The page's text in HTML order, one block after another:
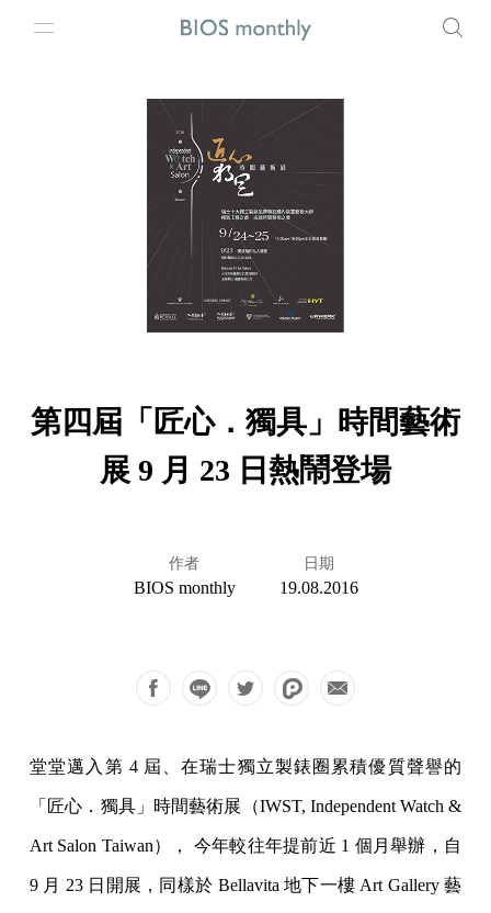
第四屆「匠心．獨具」時間藝術
展 9 月 23 日熱鬧登場
作者
BIOS monthly
日期
19.08.2016
堂堂邁入第 4 屆、在瑞士獨立製錶圈累積優質聲譽的
「匠心．獨具」時間藝術展（IWST, Independent Watch &
Art Salon Taiwan）， 今年較往年提前近 1 個月舉辦，自
9 月 23 日開展，同樣於 Bellavita 地下一樓 Art Gallery 藝